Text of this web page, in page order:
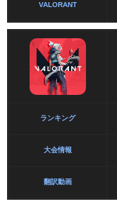
VALORANT
ランキング
大会情報
翻訳動画